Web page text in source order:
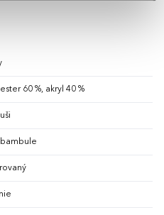
60 %, akryl 40 %
bambule